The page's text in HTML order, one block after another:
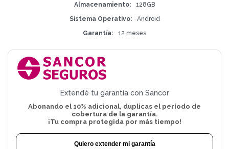
Almacenamiento
128GB
Sistema Operativo
Android
Garantía
12 meses
Extendé tu garantía con Sancor
Abonando el 10% adicional, duplicas el período de
cobertura de la garantía.
¡Tu compra protegida por más tiempo!
Quiero extender mi garantía